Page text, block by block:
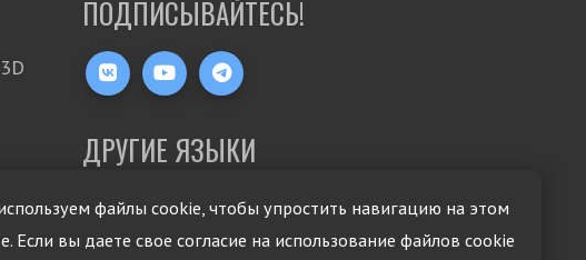
файлы cookie, чтобы упростить навигацию на этом
Если вы даете свое согласие на использование файлов cookie
ПОДПИСЫВАЙТЕСЬ!
ДРУГИЕ ЯЗЫКИ